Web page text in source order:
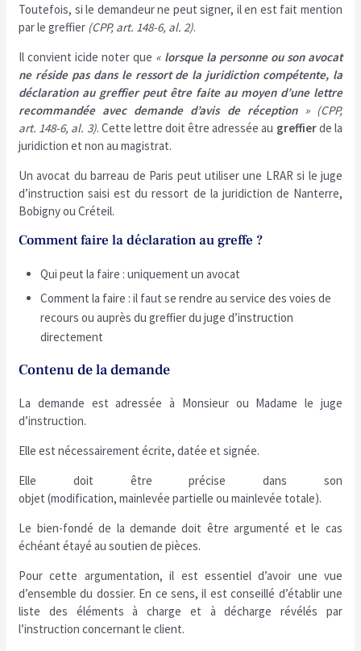
Toutefois, si le demandeur ne peut signer, il en est fait mention
par le greffier (CPP, art. 148-6, al. 2).
Il convient icide noter que « lorsque la personne ou son avocat
ne réside pas dans le ressort de la juridiction compétente, la
déclaration au greffier peut être faite au moyen d’une lettre
recommandée avec demande d’avis de réception» (CPP,
art. 148-6, al. 3). Cette lettre doit être adressée au greffierde la
juridiction et non au magistrat.
Un avocat du barreau de Paris peut utiliser une LRAR si le juge
d’instruction saisi est du ressort de la juridiction de Nanterre,
Bobigny ou Créteil.
Comment faire la déclaration au greffe ?
Qui peut la faire : uniquement un avocat
Comment la faire : il faut se rendre au service des voies de
recours ou auprès du greffier du juge d’instruction
directement
Contenu de la demande
La demande est adressée à Monsieur ou Madame le juge
d’instruction.
Elle est nécessairement écrite, datée et signée.
Elle doit être précise dans son
objet (modification, mainlevée partielle ou mainlevée totale).
Le bien-fondé de la demande doit être argumenté et le cas
échéant étayé au soutien de pièces.
Pour cette argumentation, il est essentiel d’avoir une vue
d’ensemble du dossier. En ce sens, il est conseillé d’établir une
liste des éléments à charge et à décharge révélés par
l’instruction concernant le client.